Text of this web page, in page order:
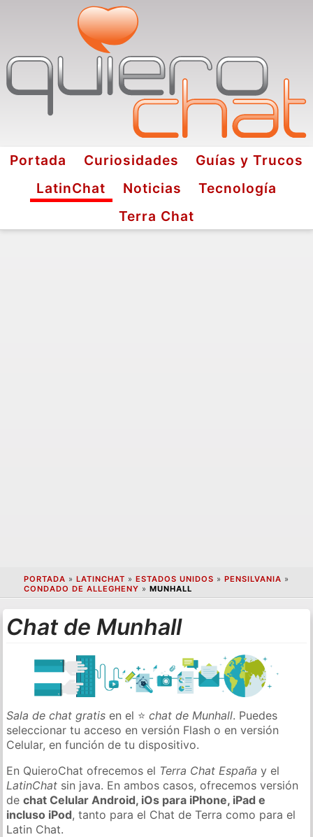
Portada Curiosidades
Guías y Trucos
LatinChat
Noticias
Tecnología
Terra Chat
PORTADA » LATINCHAT » ESTADOS UNIDOS » PENSILVANIA »
CONDADO DE ALLEGHENY » MUNHALL
Chat de Munhall
Sala de chat gratis en el ⭐chat de Munhall. Puedes
seleccionar tu acceso en versión Flash o en versión
Celular, en función de tu dispositivo.
En QuieroChat ofrecemos el Terra Chat España y el
LatinChat sin java. En ambos casos, ofrecemos versión
dechat Celular Android, iOs para iPhone, iPad e
incluso iPod, tanto para el Chat de Terra como para el
Latin Chat.